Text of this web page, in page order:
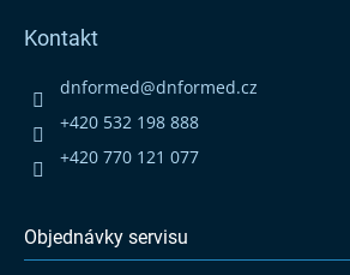
Kontakt
dnformed@dnformed.cz
+420 532 198 888
+420 770 121 077
Objednávky servisu